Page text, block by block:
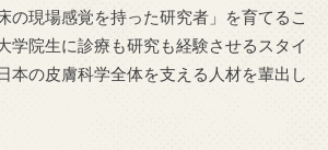
の現場感覚を持った研究者」を育てるこ
学院生に診療も研究も経験させるスタイ
本の皮膚科学全体を支える人材を輩出し